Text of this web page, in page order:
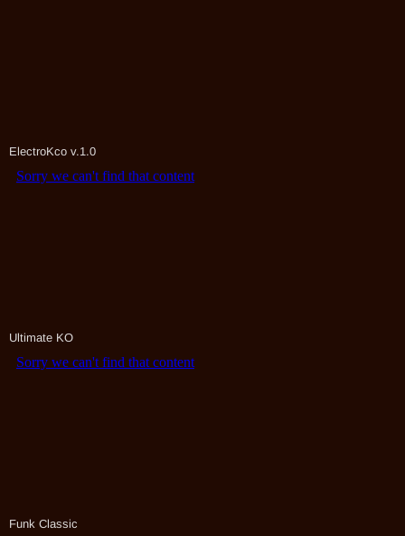
ElectroKco v.1.0
Ultimate KO
Funk Classic